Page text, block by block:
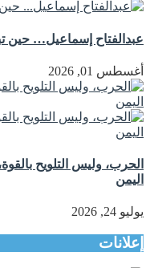
عبدالفتاح إسماعيل… حين
أغسطس 01, 2026
الحرب، وليس التلويح
اليمن
يوليو 24, 2026
إعلانات